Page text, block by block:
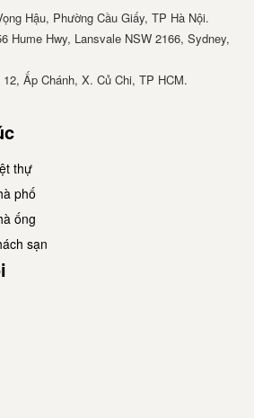
Hậu, Phường Cầu Giấy, TP Hà Nội.
Hume Hwy, Lansvale NSW 2166, Sydney,
Ấp Chánh, X. Củ Chi, TP HCM.
thự
phố
ống
sạn